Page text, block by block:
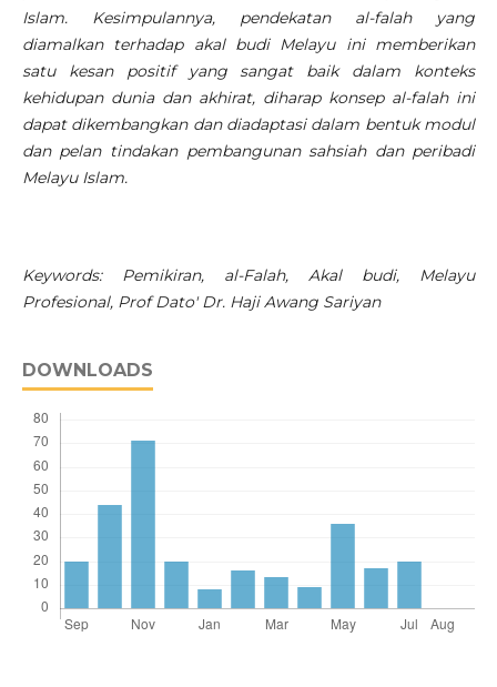
Islam. Kesimpulannya, pendekatan al-falah yang
diamalkan terhadap akal budi Melayu ini memberikan
satu kesan positif yang sangat baik dalam konteks
kehidupan dunia dan akhirat, diharap konsep al-falah ini
dapat dikembangkan dan diadaptasi dalam bentuk modul
dan pelan tindakan pembangunan sahsiah dan peribadi
Melayu Islam.
Keywords: Pemikiran, al-Falah, Akal budi, Melayu
Profesional, Prof Dato' Dr. Haji Awang Sariyan
DOWNLOADS